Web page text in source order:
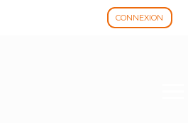
CONNEXION